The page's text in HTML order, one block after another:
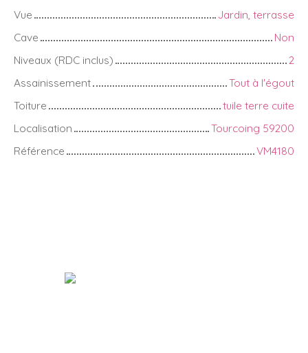
Vue
Jardin, terrasse
Cave
Non
Niveaux (RDC inclus)
2
Assainissement
Tout à l'égout
Toiture
tuile terre cuite
Localisation
Tourcoing 59200
Référence
VM4180